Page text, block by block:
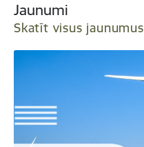
Jaunumi
Skatīt visus jaunumus